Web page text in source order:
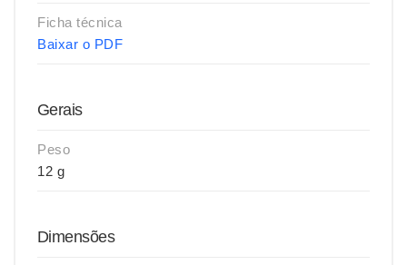
Ficha técnica
Baixar o PDF
Gerais
Peso
12 g
Dimensões